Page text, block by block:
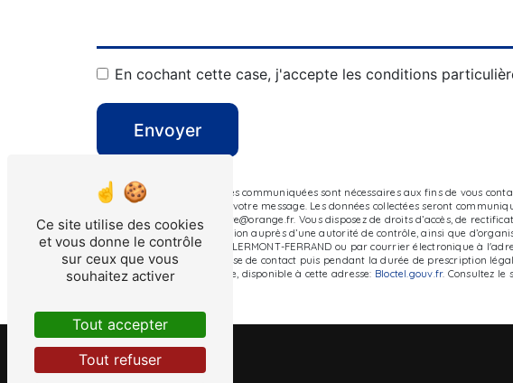
En cochant cette case, j'accepte les conditions
Envoyer
** Les données personnelles communiquées sont nécessaires aux fins de vous
le seul but de répondre à votre message. Les données collectées seront
FERRAND auvergnefenetre@orange.fr. Vous disposez de droits d’accès, de
d’introduire une réclamation auprès d’une autorité de contrôle, ainsi que
Z.A.C du Petit Clos, 63100 CLERMONT-FERRAND ou par courrier électronique à
pendant la période de prise de contact puis pendant la durée de prescription
démarchage téléphonique, disponible à cette adresse:
Bloctel.gouv.fr. Consultez le
Ce site utilise des cookies
et vous donne le contrôle
sur ceux que vous
souhaitez activer
Tout accepter
Tout refuser